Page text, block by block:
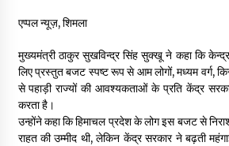
चौपाल विधायक पर BDC सदस्य राजेश
इस्तीफा
08/08/2026
हमीरपुर के बड़सर में मनाया जाएगा
सुक्खू करेंगे ध्वजारोहण
एप्पल न्यूज़, शिमला
मुख्यमंत्री ठाकुर सुखविन्द्र सिंह सुक्खू ने कहा कि
लिए प्रस्तुत बजट स्पष्ट रूप से आम लोगों, मध्यम वर्ग,
से पहाड़ी राज्यों की आवश्यकताओं के प्रति केंद्र
करता है।
उन्होंने कहा कि हिमाचल प्रदेश के लोग इस बजट से
राहत की उम्मीद थी, लेकिन केंद्र सरकार ने बढ़ती